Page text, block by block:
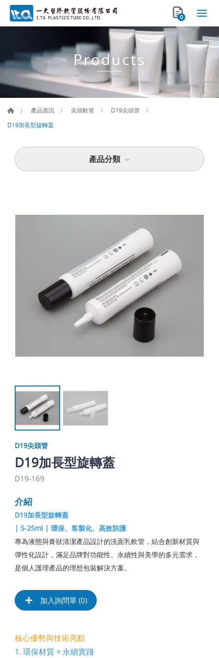
0
Products
產品資訊 尖頭軟管
D19尖頭管
D19加長型旋轉蓋
產品分類
D19尖頭管
D19加長型旋轉蓋
D19-169
介紹
D19加長型旋轉蓋
| 5-25ml | 環保、客製化、高效防護
專為液態與膏狀清潔產品設計的洗面乳軟管，結合創新材質與
彈性化設計，滿足品牌對功能性、永續性與美學的多元需求，
是個人護理產品的理想包裝解決方案。
加入詢問單 (0)
核心優勢與技術亮點
1. 環保材質 × 永續實踐